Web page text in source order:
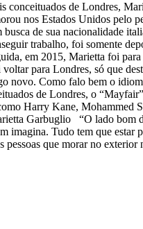
conceituados de Londres,
nos Estados Unidos pelo
de sua nacionalidade
trabalho, foi somente
em 2015, Marietta foi para
para Londres, só que
novo. Como falo bem o
de Londres, o
Harry Kane, Mohammed
“O lado bom
imagina. Tudo tem que
que morar no